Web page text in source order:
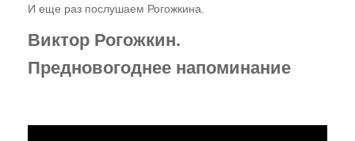
И еще раз послушаем Рогожкина.
Виктор Рогожкин.
Предновогоднее напоминание